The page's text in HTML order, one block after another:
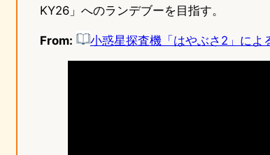
KY26」へのランデブーを目指す。
From: 小惑星探査機「はやぶさ2」によ